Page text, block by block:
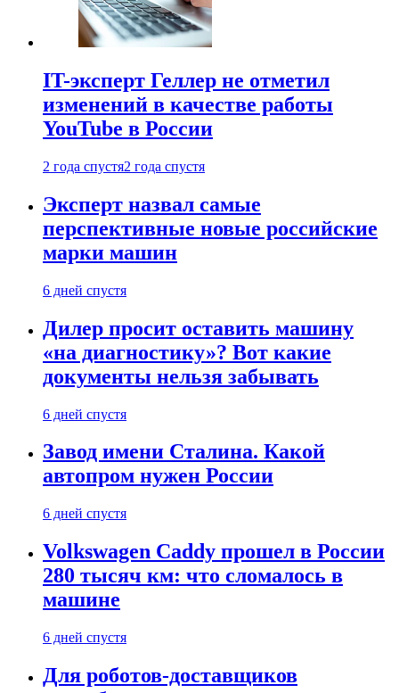
IT-эксперт Геллер не отметил
изменений в качестве работы
YouTube в России
2 года спустя2 года спустя
Эксперт назвал самые
перспективные новые российские
марки машин
6 дней спустя
Дилер просит оставить машину
«на диагностику»? Вот какие
документы нельзя забывать
6 дней спустя
Завод имени Сталина. Какой
автопром нужен России
6 дней спустя
Volkswagen Caddy прошел в России
280 тысяч км: что сломалось в
машине
6 дней спустя
Для роботов-доставщиков